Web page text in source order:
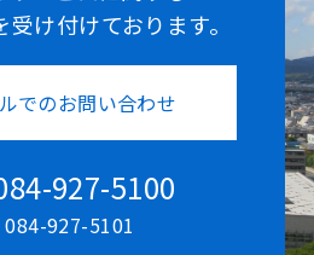
け付けております。
でのお問い合わせ
927-5100
084-927-5101